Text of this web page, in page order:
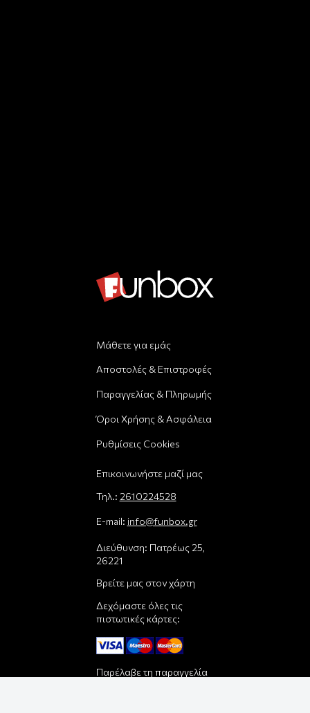
Μάθετε για εμάς
Αποστολές & Επιστροφές
Παραγγελίας & Πληρωμής
Όροι Χρήσης & Ασφάλεια
Ρυθμίσεις Cookies
Επικοινωνήστε μαζί μας
Τηλ.: 2610224528
E-mail: info@funbox.gr
Διεύθυνση: Πατρέως 25,
26221
Βρείτε μας στον χάρτη
Δεχόμαστε όλες τις
πιστωτικές κάρτες:
Παρέλαβε τη παραγγελία